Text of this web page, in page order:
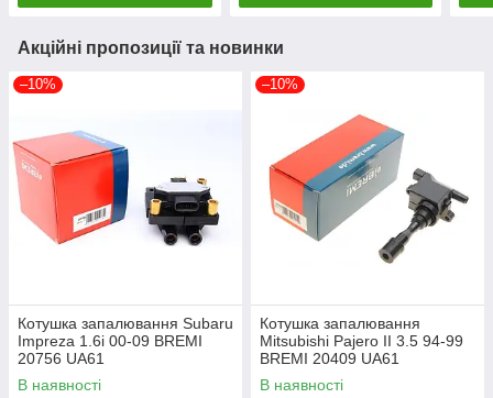
Акційні пропозиції та новинки
–10%
Котушка запалювання Subaru
Impreza 1.6i 00-09 BREMI
20756 UA61
В наявності
–10%
Котушка запалювання
Mitsubishi Pajero II 3.5 94-99
BREMI 20409 UA61
В наявності